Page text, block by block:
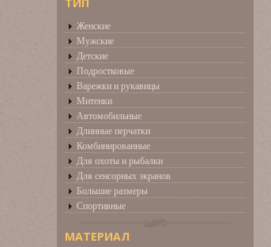
Женские
Мужские
Детские
Подростковые
Варежки и рукавицы
Митенки
Автомобильные
Длинные перчатки
Комбинированные
Для охоты и рыбалки
Для сенсорных экранов
Большие размеры
Спортивные
МАТЕРИАЛ